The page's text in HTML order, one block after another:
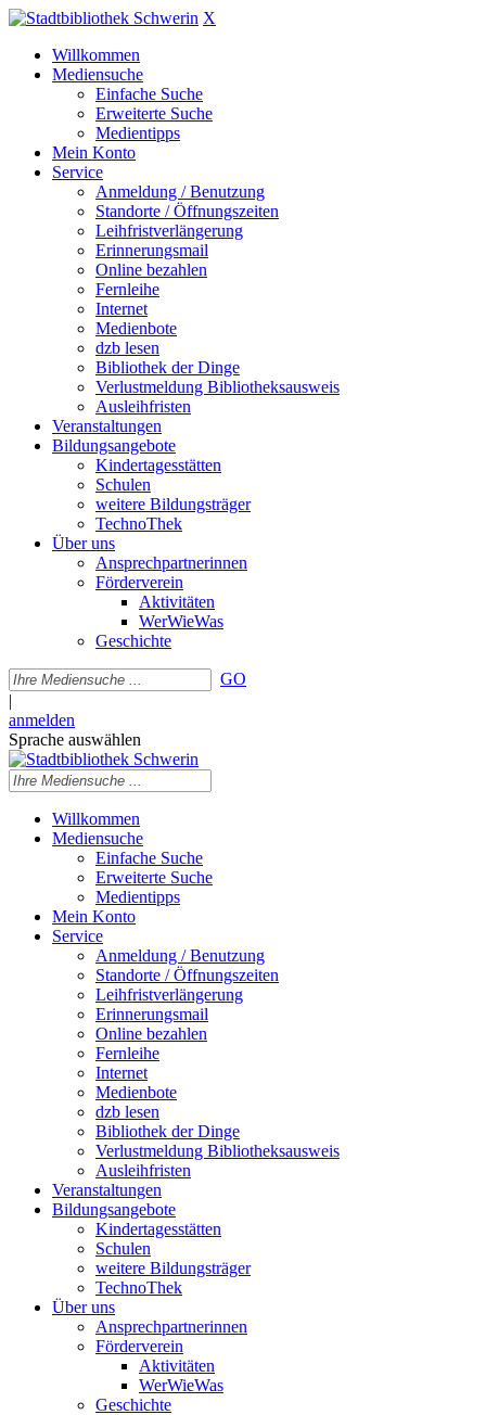
X
Willkommen
Mediensuche
Einfache Suche
Erweiterte Suche
Medientipps
Mein Konto
Service
Anmeldung / Benutzung
Standorte / Öffnungszeiten
Leihfristverlängerung
Erinnerungsmail
Online bezahlen
Fernleihe
Internet
Medienbote
dzb lesen
Bibliothek der Dinge
Verlustmeldung Bibliotheksausweis
Ausleihfristen
Veranstaltungen
Bildungsangebote
Kindertagesstätten
Schulen
weitere Bildungsträger
TechnoThek
Über uns
Ansprechpartnerinnen
Förderverein
Aktivitäten
WerWieWas
Geschichte
GO
|
anmelden
Sprache auswählen
Willkommen
Mediensuche
Einfache Suche
Erweiterte Suche
Medientipps
Mein Konto
Service
Anmeldung / Benutzung
Standorte / Öffnungszeiten
Leihfristverlängerung
Erinnerungsmail
Online bezahlen
Fernleihe
Internet
Medienbote
dzb lesen
Bibliothek der Dinge
Verlustmeldung Bibliotheksausweis
Ausleihfristen
Veranstaltungen
Bildungsangebote
Kindertagesstätten
Schulen
weitere Bildungsträger
TechnoThek
Über uns
Ansprechpartnerinnen
Förderverein
Aktivitäten
WerWieWas
Geschichte